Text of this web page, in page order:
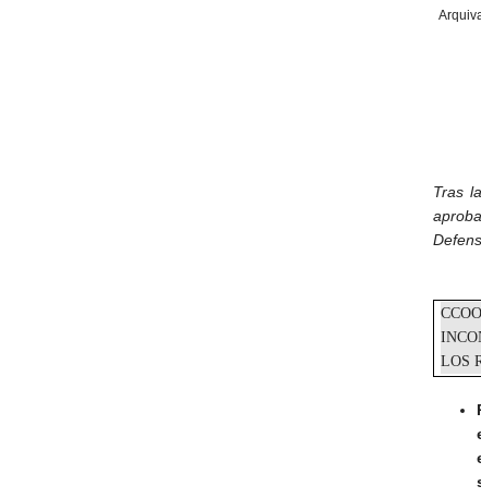
Tras
LOS